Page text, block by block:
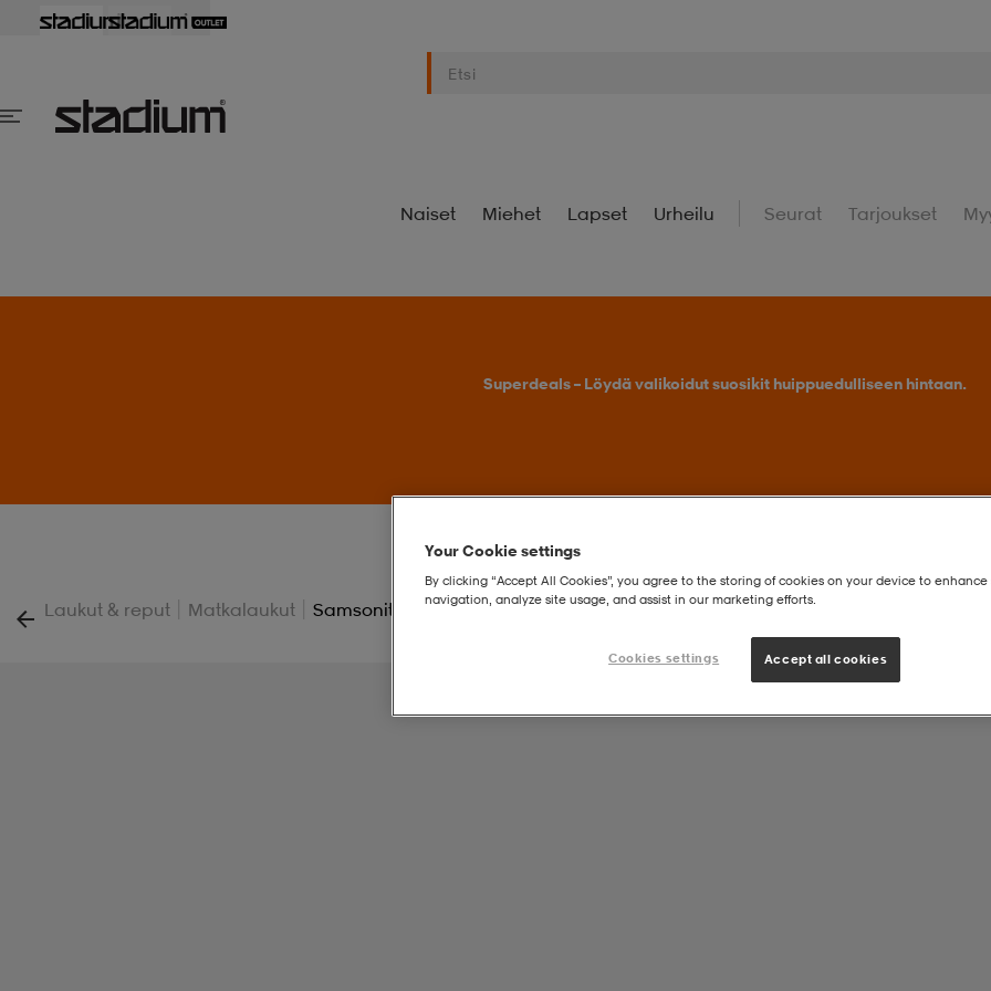
Naiset Miehet Lapset Urheilu Seurat Tarjoukset
Superdeals – Löydä valikoidut suosikit huippuedulliseen hintaan.
Laukut & reput | Matkalaukut | Samsonite Backpack Mysight 17.3" Black Trolly/wheel
Your Cookie settings
By clicking “Accept All Cookies”, you agree to the storing of cookies on your device to enhance
navigation, analyze site usage, and assist in our marketing efforts.
Cookies settings Accept all cookies